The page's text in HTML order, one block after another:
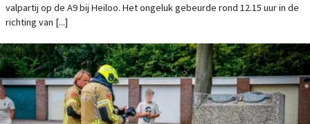
valpartij op de A9 bij Heiloo. Het ongeluk gebeurde rond 12.15 uur in de
richting van [...]